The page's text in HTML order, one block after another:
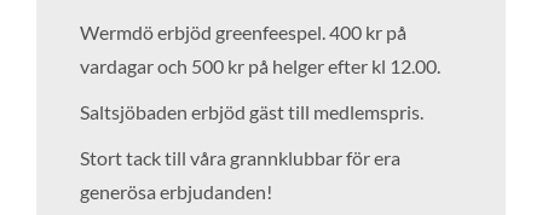
Wermdö erbjöd greenfeespel. 400 kr på
vardagar och 500 kr på helger efter kl 12.00.
Saltsjöbaden erbjöd gäst till medlemspris.
Stort tack till våra grannklubbar för era
generösa erbjudanden!